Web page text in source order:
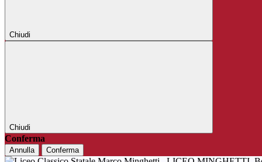
Chiudi
Chiudi
Conferma
Annulla Conferma